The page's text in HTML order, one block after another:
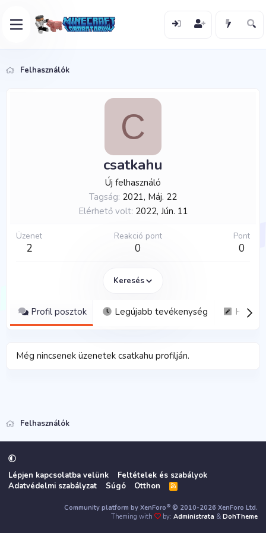
Felhasználók
C
csatkahu
Új felhasználó
Tagság 2021, Máj. 22
Elérhető volt 2022, Jún. 11
Üzenet
2
Reakció pont
0
Pont
0
Keresés
Profil posztok Legújabb tevékenység
Még nincsenek üzenetek csatkahu profilján.
Felhasználók
Lépjen kapcsolatba velünk
Feltételek és szabályok
Adatvédelmi szabályzat
Súgó Otthon
R
S
Community platform by XenForo® © 2010-2026 XenForo Ltd.
Theming with
by: Administrata & DohTheme